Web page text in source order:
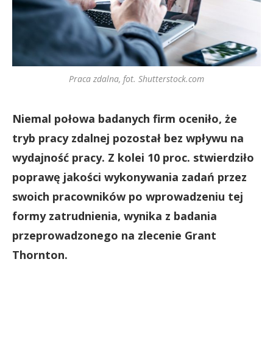
Praca zdalna, fot. Shutterstock.com
Niemal połowa badanych firm oceniło, że
tryb pracy zdalnej pozostał bez wpływu na
wydajność pracy. Z kolei 10 proc. stwierdziło
poprawę jakości wykonywania zadań przez
swoich pracowników po wprowadzeniu tej
formy zatrudnienia, wynika z badania
przeprowadzonego na zlecenie Grant
Thornton.